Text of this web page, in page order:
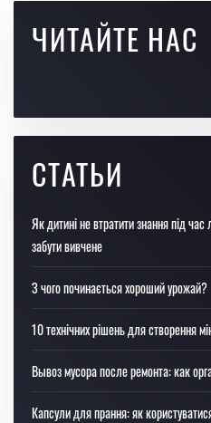
ЧИТАЙТЕ НАС
СТАТЬИ
Як дитині не втратити знання під
забути вивчене
З чого починається хороший урожай?
10 технічних рішень для створення
Вывоз мусора после ремонта: как
Капсули для прання: як